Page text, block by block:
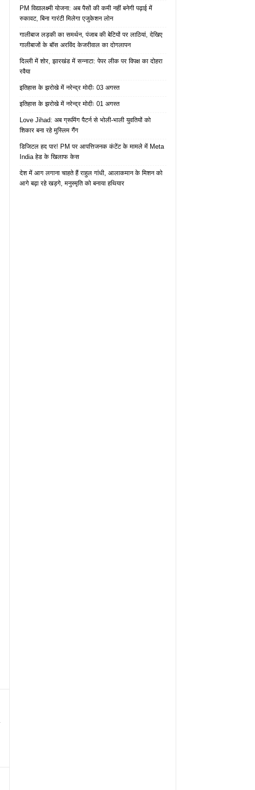
PM विद्यालक्ष्मी योजना: अब पैसों की कमी नहीं बनेगी पढ़ाई में
रुकावट, बिना गारंटी मिलेगा एजुकेशन लोन
गालीबाज लड़की का समर्थन, पंजाब की बेटियों पर लाठियां, देखिए
गालीबाजों के बॉस अरविंद केजरीवाल का दोगलापन
दिल्ली में शोर, झारखंड में सन्नाटा: पेपर लीक पर विपक्ष का दोहरा
रवैया
इतिहास के झरोखे में नरेन्द्र मोदीः 03 अगस्त
इतिहास के झरोखे में नरेन्द्र मोदीः 01 अगस्त
Love Jihad: अब ग्रूमिंग पैटर्न से भोली-भाली युवतियों को
शिकार बना रहे मुस्लिम गैंग
डिजिटल हद पार! PM पर आपत्तिजनक कंटेंट के मामले में Meta
India हेड के खिलाफ केस
देश में आग लगाना चाहते हैं राहुल गांधी, आलाकमान के मिशन को
आगे बढ़ा रहे खड़गे, मनुस्मृति को बनाया हथियार